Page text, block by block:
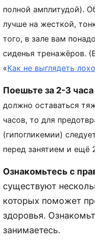
полной амплитудой).
лучше на жесткой,
того, в зале вам
сиденья тренажёров.
«Как не выглядеть
Поешьте за 2-3 часа
должно оставаться
часов, то для
(гипогликемии)
перед занятием и ещё
Ознакомьтесь с
существуют
которых поможет
здоровья.
занимаетесь.